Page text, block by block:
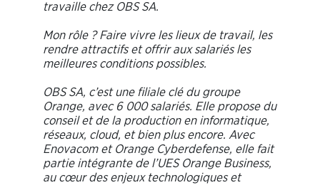
travaille chez OBS SA.
Mon rôle ? Faire vivre les lieux de travail, les
rendre attractifs et offrir aux salariés les
meilleures conditions possibles.
OBS SA, c’est une filiale clé du groupe
Orange, avec 6 000 salariés. Elle propose du
conseil et de la production en informatique,
réseaux, cloud, et bien plus encore. Avec
Enovacom et Orange Cyberdefense, elle fait
partie intégrante de l’UES Orange Business,
au cœur des enjeux technologiques et